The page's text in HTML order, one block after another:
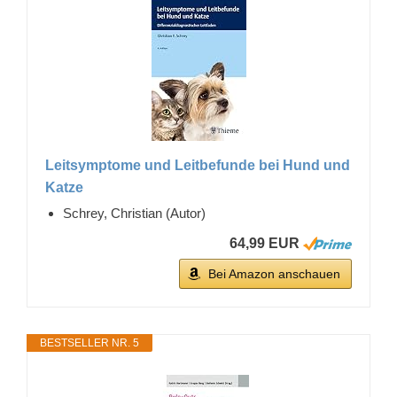
Leitsymptome und Leitbefunde bei Hund und
Katze
Schrey, Christian (Autor)
64,99 EUR
Bei Amazon anschauen
BESTSELLER NR. 5